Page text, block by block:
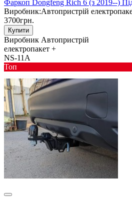
Фаркоп Dongfeng Rich 6 (з 2019--)
Виробник:Автопристрій
3700грн.
Купити
Виробник Автопристрій
електропакет +
NS-11A
Toп